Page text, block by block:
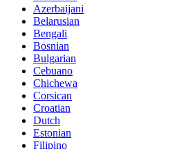
Azerbaijani
Belarusian
Bengali
Bosnian
Bulgarian
Cebuano
Chichewa
Corsican
Croatian
Dutch
Estonian
Filipino